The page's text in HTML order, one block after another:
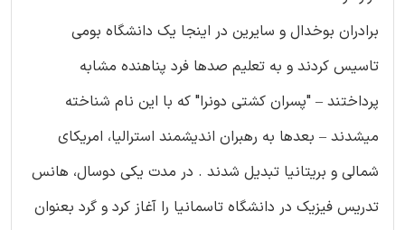
برادران بوخدال و سایرین در اینجا یک دانشگاه بومی
تاسیس کردند و به تعلیم صدها فرد پناهنده مشابه
پرداختند – "پسران کشتی دونرا" که با این نام شناخته
میشدند – بعدها به رهبران اندیشمند استرالیا، امریکای
شمالی و بریتانیا تبدیل شدند . در مدت یکی دوسال، هانس
تدریس فیزیک در دانشگاه تاسمانیا را آغاز کرد و گرد بعنوان